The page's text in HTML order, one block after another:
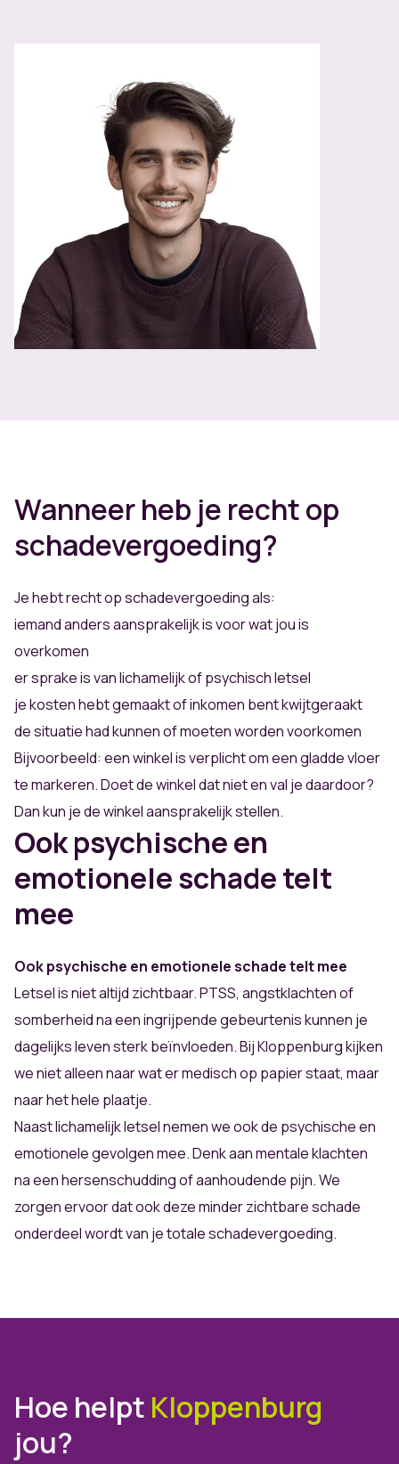
Wanneer heb je recht op
schadevergoeding?
Je hebt recht op schadevergoeding als:
iemand anders aansprakelijk is voor wat jou is
overkomen
er sprake is van lichamelijk of psychisch letsel
je kosten hebt gemaakt of inkomen bent kwijtgeraakt
de situatie had kunnen of moeten worden voorkomen
Bijvoorbeeld: een winkel is verplicht om een gladde vloer
te markeren. Doet de winkel dat niet en val je daardoor?
Dan kun je de winkel aansprakelijk stellen.
Ook psychische en
emotionele schade telt
mee
Ook psychische en emotionele schade telt mee
Letsel is niet altijd zichtbaar. PTSS, angstklachten of
somberheid na een ingrijpende gebeurtenis kunnen je
dagelijks leven sterk beïnvloeden. Bij Kloppenburg kijken
we niet alleen naar wat er medisch op papier staat, maar
naar het hele plaatje.
Naast lichamelijk letsel nemen we ook de psychische en
emotionele gevolgen mee. Denk aan mentale klachten
na een hersenschudding of aanhoudende pijn. We
zorgen ervoor dat ook deze minder zichtbare schade
onderdeel wordt van je totale schadevergoeding.
Hoe helpt Kloppenburg
jou?